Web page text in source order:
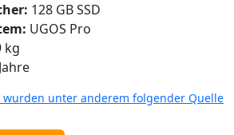
128 GB SSD
UGOS Pro
kg
wurden unter anderem folgender Quelle